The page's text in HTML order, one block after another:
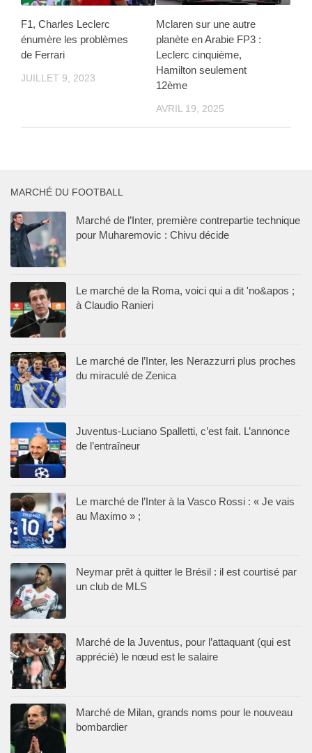
F1, Charles Leclerc
énumère les problèmes
de Ferrari
JUILLET 9, 2023
Mclaren sur une autre
planète en Arabie FP3 :
Leclerc cinquième,
Hamilton seulement
12ème
AVRIL 19, 2025
MARCHÉ DU FOOTBALL
Marché de l’Inter, première contrepartie technique
pour Muharemovic : Chivu décide
Le marché de la Roma, voici qui a dit 'no&apos ;
à Claudio Ranieri
Le marché de l’Inter, les Nerazzurri plus proches
du miraculé de Zenica
Juventus-Luciano Spalletti, c’est fait. L’annonce
de l’entraîneur
Le marché de l’Inter à la Vasco Rossi : « Je vais
au Maximo » ;
Neymar prêt à quitter le Brésil : il est courtisé par
un club de MLS
Marché de la Juventus, pour l’attaquant (qui est
apprécié) le nœud est le salaire
Marché de Milan, grands noms pour le nouveau
bombardier